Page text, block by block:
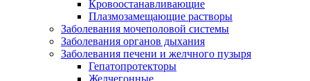
Кровоостанавливающие
Плазмозамещающие растворы
Заболевания мочеполовой системы
Заболевания органов дыхания
Заболевания печени и желчного пузыря
Гепатопротекторы
Желчегонные